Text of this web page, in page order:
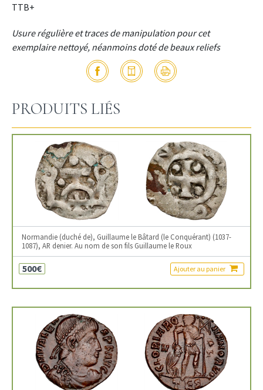
TTB+
Usure régulière et traces de manipulation pour cet
exemplaire nettoyé, néanmoins doté de beaux reliefs
PRODUITS LIÉS
Normandie (duché de), Guillaume le Bâtard (le Conquérant) (1037-
1087), AR denier. Au nom de son fils Guillaume le Roux
500€ Ajouter au panier